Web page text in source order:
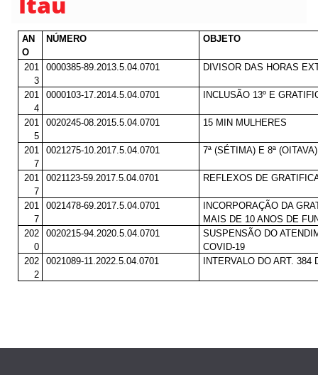
AN
O
NÚMERO OBJETO
201
3
0000385-89.2013.5.04.0701 DIVISOR DAS HORAS
201
4
0000103-17.2014.5.04.0701 INCLUSÃO 13º E
201
5
0020245-08.2015.5.04.0701 15 MIN MULHERES
201
7
0021275-10.2017.5.04.0701 7ª (SÉTIMA) E 8ª
201
7
0021123-59.2017.5.04.0701 REFLEXOS DE
201
7
0021478-69.2017.5.04.0701
INCORPORAÇÃO DA
MAIS DE 10 ANOS DE
202
0
0020215-94.2020.5.04.0701
SUSPENSÃO DO
COVID-19
202
2
0021089-11.2022.5.04.0701 INTERVALO DO ART.